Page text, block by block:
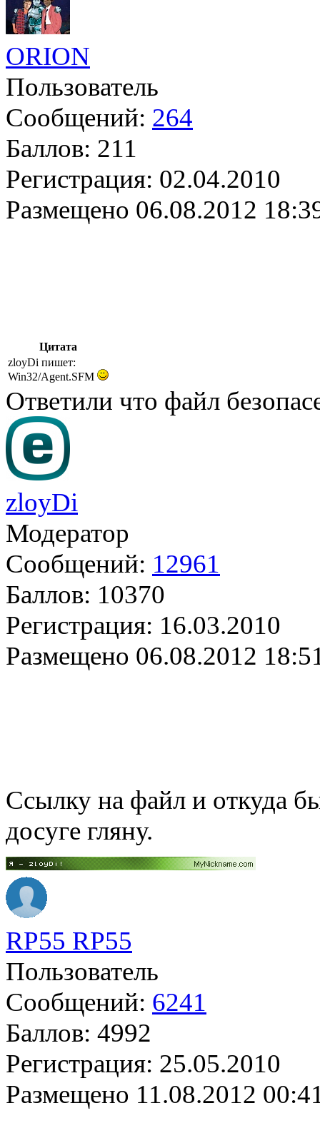
ORION
Пользователь
Сообщений: 264
Баллов: 211
Регистрация: 02.04.2010
Размещено 06.08.2012
Цитата
zloyDi пишет:
Win32/Agent.SFM
Ответили что файл
zloyDi
Модератор
Сообщений: 12961
Баллов: 10370
Регистрация: 16.03.2010
Размещено 06.08.2012
Ссылку на файл и откуда
досуге гляну.
RP55 RP55
Пользователь
Сообщений: 6241
Баллов: 4992
Регистрация: 25.05.2010
Размещено 11.08.2012